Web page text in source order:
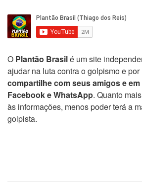
O Plantão Brasilé um site
ajudar na luta contra o golpismo e
compartilhe com seus amigos e
Facebook e WhatsApp. Quanto
às informações, menos poder terá a
golpista.